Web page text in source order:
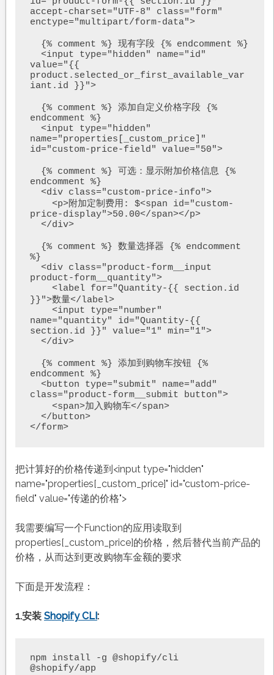
accept-charset="UTF-8" class="form"
enctype="multipart/form-data">
value="{{
product.selected_or_first_available_var
iant.id }}">
endcomment %}
name="properties[_custom_price]"
id="custom-price-field" value="50">
endcomment %}
price-display">50.00</span></p>
%}
product-form__quantity">
}}">数量</label>
name="quantity" id="Quantity-{{
section.id }}" value="1" min="1">
endcomment %}
class="product-form__submit button">
</form>
把计算好的价格传递到<input type="hidden"
name="properties[_custom_price]" id="custom-price-
field" value="传递的价格">
我需要编写一个Function的应用读取到
properties[_custom_price]的价格，然后替代当前产品的
价格，从而达到更改购物车金额的要求
下面是开发流程：
1.安装 Shopify CLI:
npm install -g @shopify/cli
@shopify/app